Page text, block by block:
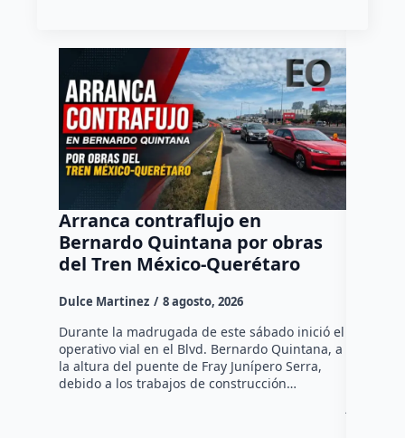
Arranca contraflujo en
Bernardo Quintana por obras
del Tren México-Querétaro
Dulce Martinez 8 agosto, 2026
Durante la madrugada de este sábado inició el
operativo vial en el Blvd. Bernardo Quintana, a
la altura del puente de Fray Junípero Serra,
debido a los trabajos de construcción…